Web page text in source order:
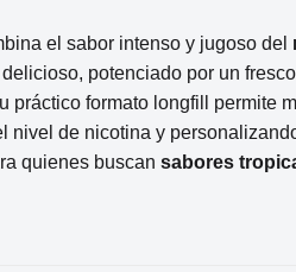
el sabor intenso y jugoso del
potenciado por un
práctico formato longfill permite
nivel de nicotina y
quienes buscan sabores